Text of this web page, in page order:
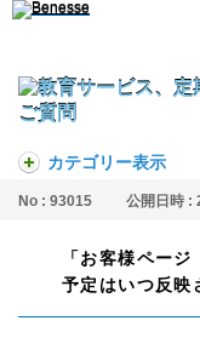
カテゴリー表示
No : 93015 公開日時 :
「お客様ペー
予定はいつ反映